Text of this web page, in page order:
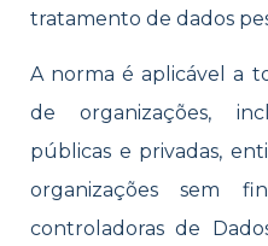
tratamento de dados
A norma é aplicável a
de organizações,
públicas e privadas,
organizações sem
controladoras de